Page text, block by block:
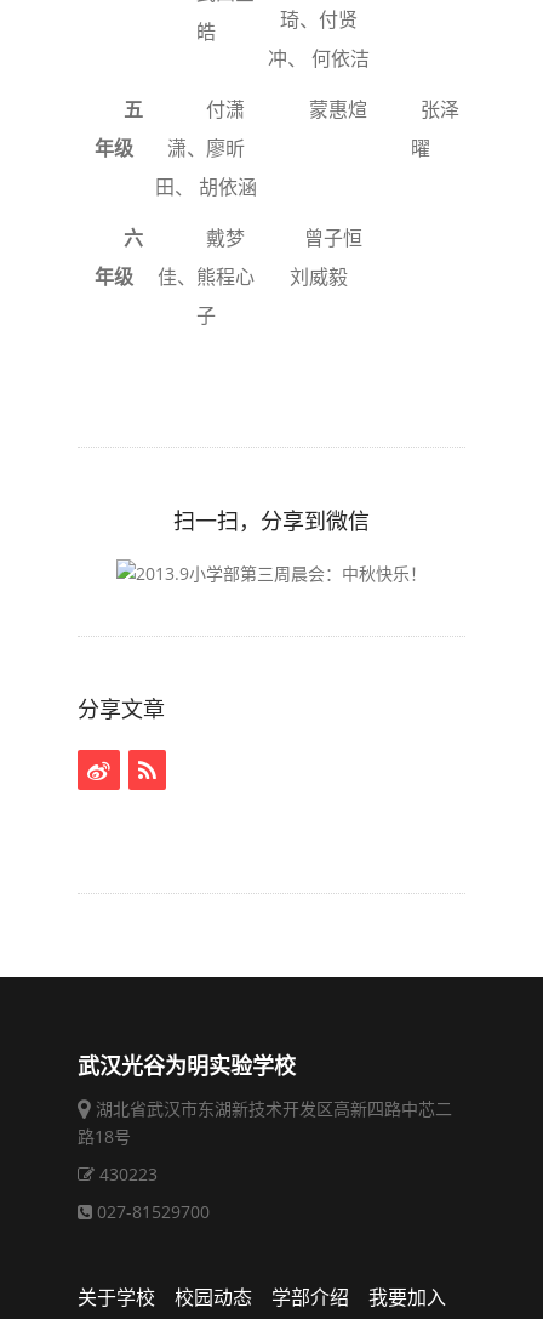
皓
琦、付贤
冲、 何依洁
五
年级
付潇
潇、廖昕
田、 胡依涵
蒙惠煊
张泽
曜
六
年级
戴梦
佳、熊程心
子
曾子恒
刘威毅
扫一扫，分享到微信
分享文章
武汉光谷为明实验学校
湖北省武汉市东湖新技术开发区高新四路中芯二
路18号
430223
027-81529700
关于学校 校园动态 学部介绍 我要加入